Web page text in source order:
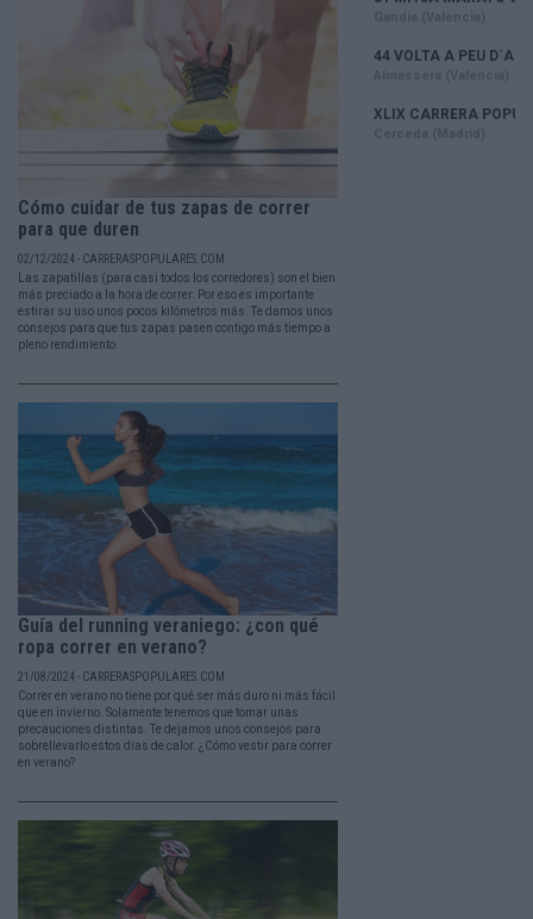
Cómo cuidar de tus zapas de correr
para que duren
02/12/2024 - CARRERASPOPULARES.COM
Las zapatillas (para casi todos los corredores) son el bien
más preciado a la hora de correr. Por eso es importante
estirar su uso unos pocos kilómetros más. Te damos unos
consejos para que tus zapas pasen contigo más tiempo a
pleno rendimiento.
Guía del running veraniego: ¿con qué
ropa correr en verano?
21/08/2024 - CARRERASPOPULARES.COM
Correr en verano no tiene por qué ser más duro ni más fácil
que en invierno. Solamente tenemos que tomar unas
precauciones distintas. Te dejamos unos consejos para
sobrellevarlo estos días de calor. ¿Cómo vestir para correr
en verano?